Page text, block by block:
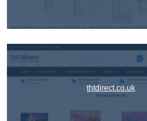
thtdirect.co.uk